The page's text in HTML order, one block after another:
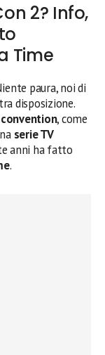
2? Info,
Time
paura, noi di
disposizione.
convention, come
serie TV
anni ha fatto
.